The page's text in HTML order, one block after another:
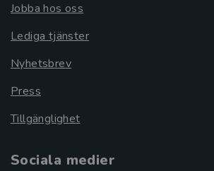
Jobba hos oss
Lediga tjänster
Nyhetsbrev
Press
Tillgänglighet
Sociala medier